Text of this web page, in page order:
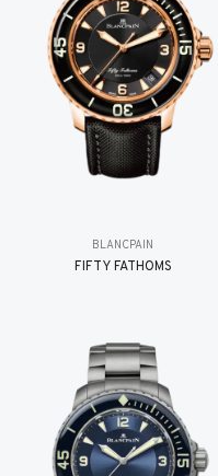
BLANCPAIN
FIFTY FATHOMS